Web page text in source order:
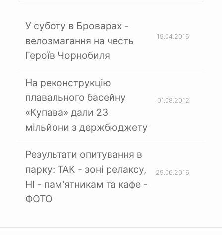
У суботу в Броварах -
велозмагання на честь
Героїв Чорнобиля
19.04.2016
На реконструкцію
плавального басейну
«Купава» дали 23
мільйони з держбюджету
01.08.2012
Результати опитування в
парку: ТАК - зоні релаксу,
НІ - пам'ятникам та кафе -
ФОТО
29.06.2016